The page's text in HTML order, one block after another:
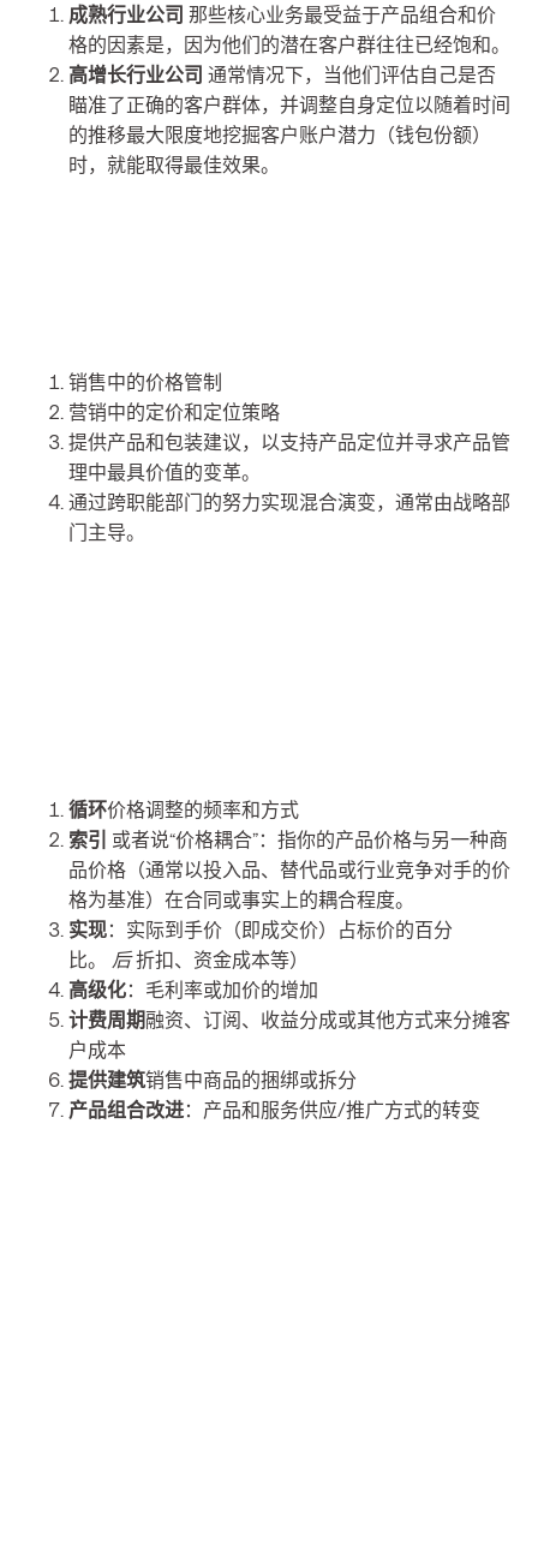
成熟行业公司 那些核心业务最受益于产品组合和价
格的因素是，因为他们的潜在客户群往往已经饱和。
高增长行业公司 通常情况下，当他们评估自己是否
瞄准了正确的客户群体，并调整自身定位以随着时间
的推移最大限度地挖掘客户账户潜力（钱包份额）
时，就能取得最佳效果。
销售中的价格管制
营销中的定价和定位策略
提供产品和包装建议，以支持产品定位并寻求产品管
理中最具价值的变革。
通过跨职能部门的努力实现混合演变，通常由战略部
门主导。
循环价格调整的频率和方式
索引 或者说“价格耦合”：指你的产品价格与另一种商
品价格（通常以投入品、替代品或行业竞争对手的价
格为基准）在合同或事实上的耦合程度。
实现：实际到手价（即成交价）占标价的百分
比。 后折扣、资金成本等）
高级化：毛利率或加价的增加
计费周期融资、订阅、收益分成或其他方式来分摊客
户成本
提供建筑销售中商品的捆绑或拆分
产品组合改进：产品和服务供应/推广方式的转变